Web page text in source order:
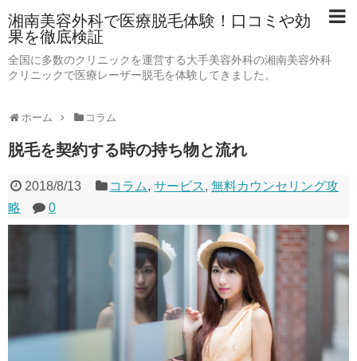
湘南美容外科で医療脱毛体験！口コミや効
果を徹底検証
全国に多数のクリニックを運営する大手美容外科の湘南美容外科
クリニックで医療レーザー脱毛を体験してきました。
ホーム コラム
脱毛を契約する時の持ち物と流れ
2018/8/13 コラム,サービス,無料カウンセリング攻
略
0